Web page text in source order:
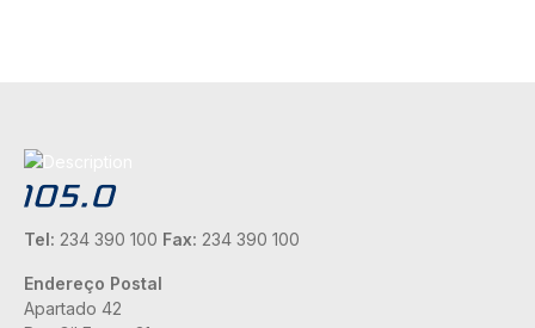
Tel: 234 390 100 Fax: 234 390 100
Endereço Postal
Apartado 42